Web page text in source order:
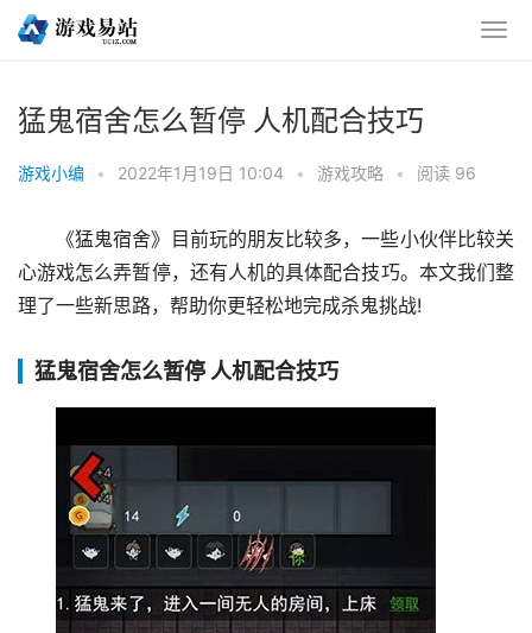
猛鬼宿舍怎么暂停 人机配合技巧
游戏小编 • 2022年1月19日 10:04 • 游戏攻略 • 阅读 96
《猛鬼宿舍》目前玩的朋友比较多，一些小伙伴比较关
心游戏怎么弄暂停，还有人机的具体配合技巧。本文我们整
理了一些新思路，帮助你更轻松地完成杀鬼挑战!
猛鬼宿舍怎么暂停 人机配合技巧